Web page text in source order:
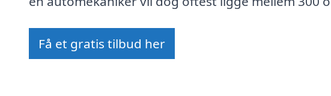
Få et gratis tilbud her